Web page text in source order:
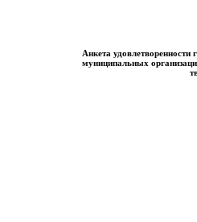
Анкета удовлетворенности
муниципальных